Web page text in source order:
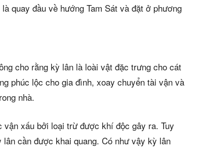
quay đầu về hướng Tam Sát và đặt ở phương
cho rằng kỳ lân là loài vật đặc trưng cho cát
phúc lộc cho gia đình, xoay chuyển tài vận và
nhà.
xấu bởi loại trừ được khí độc gây ra. Tuy
cần được khai quang. Có như vậy kỳ lân